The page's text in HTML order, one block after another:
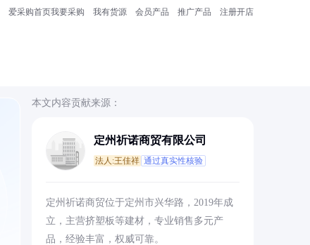
爱采购首页我要采购 我有货源 会员产品 推广产品 注册开店
本文内容贡献来源：
定州祈诺商贸有限公司
法人:王佳祥 通过真实性核验
定州祈诺商贸位于定州市兴华路，2019年成
立，主营挤塑板等建材，专业销售多元产
品，经验丰富，权威可靠。